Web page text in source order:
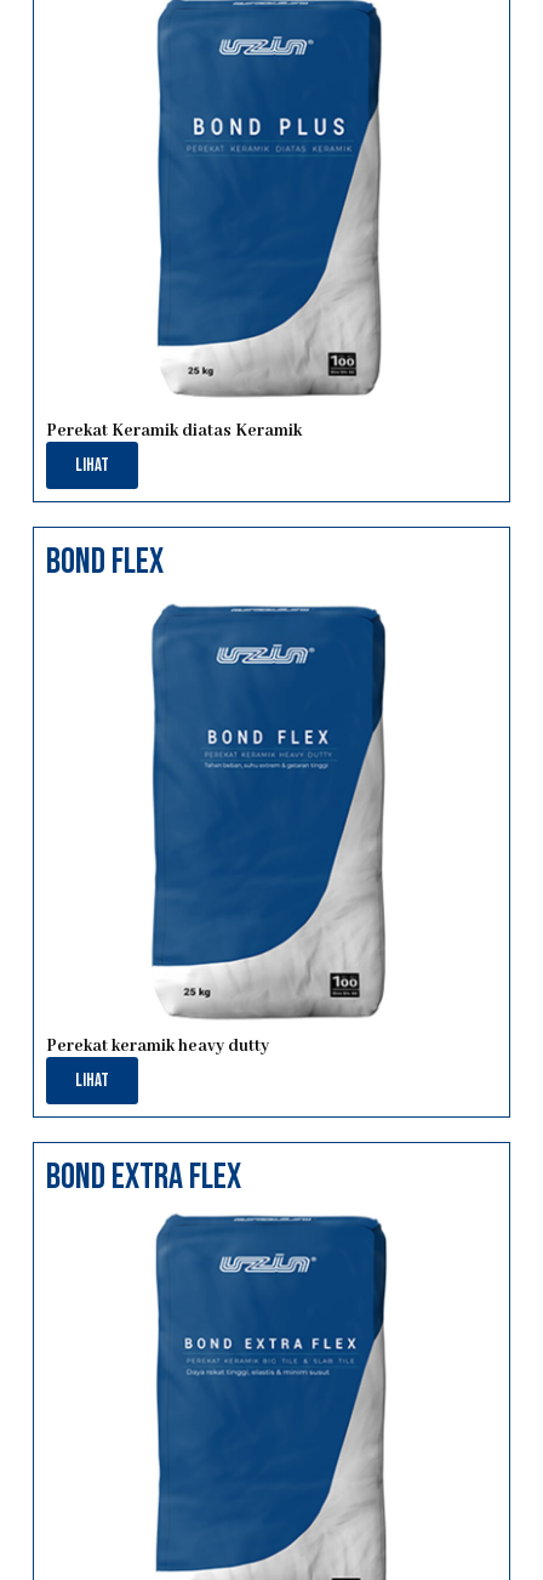
Perekat Keramik diatas Keramik
Lihat
bond flex
Perekat keramik heavy dutty
Lihat
bond extra flex